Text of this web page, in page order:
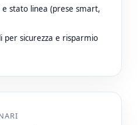
stato linea (prese smart,
per sicurezza e risparmio